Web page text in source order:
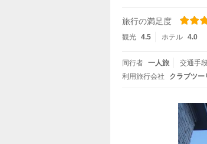
旅行の満足度
観光 4.5 ホテル 4.0
同行者 一人旅 交通手
利用旅行会社
クラブツー